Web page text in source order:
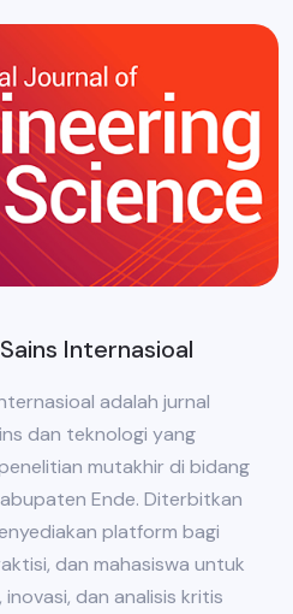
Internasioal
adalah jurnal
dan teknologi yang
mutakhir di bidang
Ende. Diterbitkan
platform bagi
dan mahasiswa untuk
dan analisis kritis